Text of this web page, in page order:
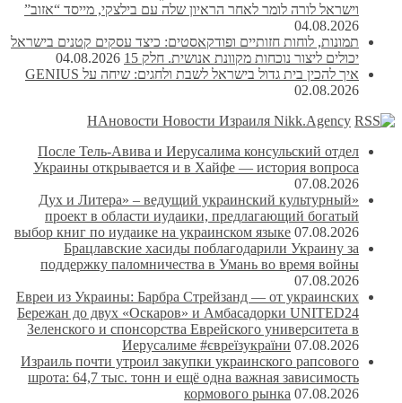
וישראל לורה לומר לאחר הראיון שלה עם בילצקי, מייסד “אזוב”
04.08.2026
תמונות, לוחות חזותיים ופודקאסטים: כיצד עסקים קטנים בישראל
יכולים ליצור נוכחות מקוונת אנושית. חלק 15
04.08.2026
איך להכין בית גדול בישראל לשבת ולחגים: שיחה על GENIUS
02.08.2026
НАновости Новости Израиля Nikk.Agency
После Тель-Авива и Иерусалима консульский отдел
Украины открывается и в Хайфе — история вопроса
07.08.2026
«Дух и Литера» – ведущий украинский культурный
проект в области иудаики, предлагающий богатый
выбор книг по иудаике на украинском языке 07.08.2026
Брацлавские хасиды поблагодарили Украину за
поддержку паломничества в Умань во время войны
07.08.2026
Евреи из Украины: Барбра Стрейзанд — от украинских
Бережан до двух «Оскаров» и Амбасадорки UNITED24
Зеленского и спонсорства Еврейского университета в
Иерусалиме #євреїзукраїни 07.08.2026
Израиль почти утроил закупки украинского рапсового
шрота: 64,7 тыс. тонн и ещё одна важная зависимость
кормового рынка 07.08.2026